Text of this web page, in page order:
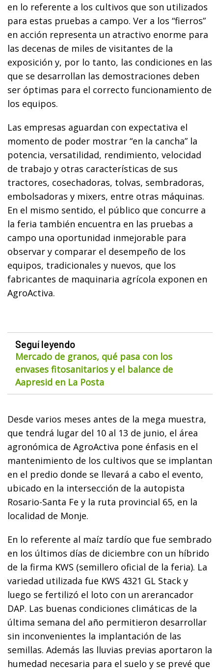
en lo referente a los cultivos que son utilizados
para estas pruebas a campo. Ver a los “fierros”
en acción representa un atractivo enorme para
las decenas de miles de visitantes de la
exposición y, por lo tanto, las condiciones en las
que se desarrollan las demostraciones deben
ser óptimas para el correcto funcionamiento de
los equipos.
Las empresas aguardan con expectativa el
momento de poder mostrar “en la cancha” la
potencia, versatilidad, rendimiento, velocidad
de trabajo y otras características de sus
tractores, cosechadoras, tolvas, sembradoras,
embolsadoras y mixers, entre otras máquinas.
En el mismo sentido, el público que concurre a
la feria también encuentra en las pruebas a
campo una oportunidad inmejorable para
observar y comparar el desempeño de los
equipos, tradicionales y nuevos, que los
fabricantes de maquinaria agrícola exponen en
AgroActiva.
Seguí leyendo
Mercado de granos, qué pasa con los
envases fitosanitarios y el balance de
Aapresid en La Posta
Desde varios meses antes de la mega muestra,
que tendrá lugar del 10 al 13 de junio, el área
agronómica de AgroActiva pone énfasis en el
mantenimiento de los cultivos que se implantan
en el predio donde se llevará a cabo el evento,
ubicado en la intersección de la autopista
Rosario-Santa Fe y la ruta provincial 65, en la
localidad de Monje.
En lo referente al maíz tardío que fue sembrado
en los últimos días de diciembre con un híbrido
de la firma KWS (semillero oficial de la feria). La
variedad utilizada fue KWS 4321 GL Stack y
luego se fertilizó el loto con un arerancador
DAP. Las buenas condiciones climáticas de la
última semana del año permitieron desarrollar
sin inconvenientes la implantación de las
semillas. Además las lluvias previas aportaron la
humedad necesaria para el suelo y se prevé que